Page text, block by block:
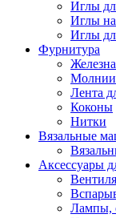
Иглы
Иглы
Иглы
Фурнитура
Молнии
Лента
Коконы
Нитки
Вязальные
Аксессуары
Лампы,